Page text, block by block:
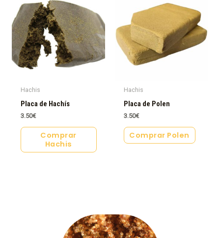
Hachis
Placa de Hachís
3.50€
Comprar
Hachis
Hachis
Placa de Polen
3.50€
Comprar Polen